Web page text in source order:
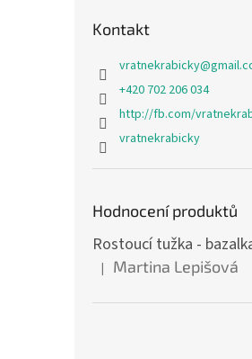
Kontakt
vratnekrabicky@
+420 702 206 034
http://fb.com/
vratnekrabicky
Hodnocení produktů
Rostoucí tužka -
Hodnocení produktu je 5 z 5
| Martina Lepišová